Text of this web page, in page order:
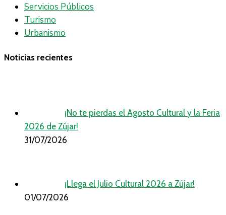
Servicios Públicos
Turismo
Urbanismo
Noticias recientes
¡No te pierdas el Agosto Cultural y la Feria
2026 de Zújar!
31/07/2026
¡Llega el Julio Cultural 2026 a Zújar!
01/07/2026